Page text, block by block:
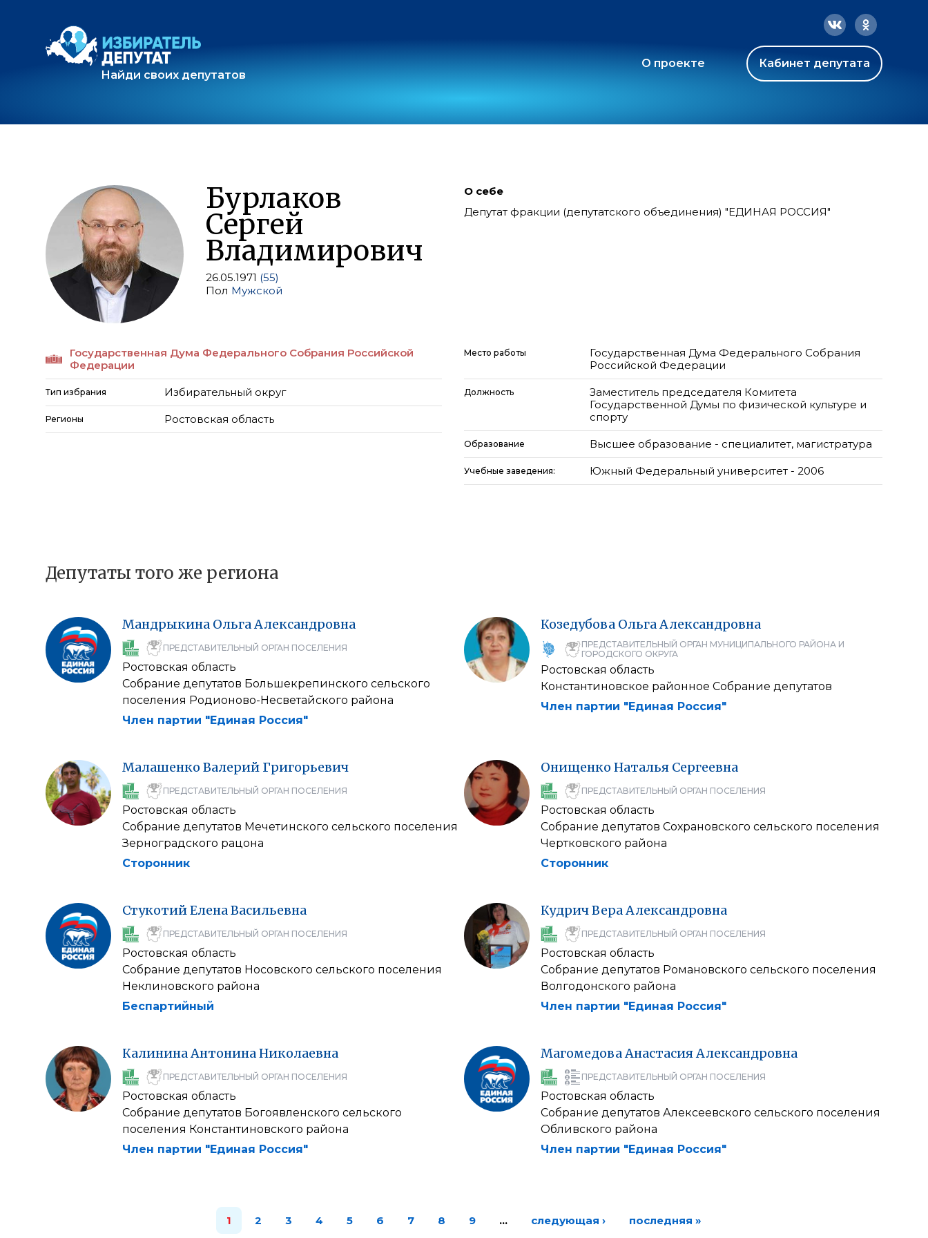
Найди своих депутатов
О проекте Кабинет депутата
Бурлаков
Сергей
Владимирович
26.05.1971 (55)
Пол Мужской
О себе
Депутат фракции (депутатского объединения) "ЕДИНАЯ РОССИЯ"
Государственная Дума Федерального Собрания Российской
Федерации
Тип избрания Избирательный округ
Регионы Ростовская область
Место работы
Государственная Дума Федерального Собрания
Российской Федерации
Должность
Заместитель председателя Комитета
Государственной Думы по физической культуре и
спорту
Образование Высшее образование - специалитет, магистратура
Учебные заведения: Южный Федеральный университет - 2006
Депутаты того же региона
Мандрыкина ОльгаАлександровна
ПРЕДСТАВИТЕЛЬНЫЙ ОРГАН ПОСЕЛЕНИЯ
Ростовская область
Собрание депутатов Большекрепинского сельского
поселения Родионово-Несветайского района
Член партии "Единая Россия"
Козедубова ОльгаАлександровна
ПРЕДСТАВИТЕЛЬНЫЙ ОРГАН МУНИЦИПАЛЬНОГО РАЙОНА И
ГОРОДСКОГО ОКРУГА
Ростовская область
Константиновское районное Собрание депутатов
Член партии "Единая Россия"
Малашенко Валерий Григорьевич
ПРЕДСТАВИТЕЛЬНЫЙ ОРГАН ПОСЕЛЕНИЯ
Ростовская область
Собрание депутатов Мечетинского сельского поселения
Зерноградского рацона
Сторонник
Онищенко Наталья Сергеевна
ПРЕДСТАВИТЕЛЬНЫЙ ОРГАН ПОСЕЛЕНИЯ
Ростовская область
Собрание депутатов Сохрановского сельского поселения
Чертковского района
Сторонник
СтукотийЕленаВасильевна
ПРЕДСТАВИТЕЛЬНЫЙ ОРГАН ПОСЕЛЕНИЯ
Ростовская область
Собрание депутатов Носовского сельского поселения
Неклиновского района
Беспартийный
КудричВераАлександровна
ПРЕДСТАВИТЕЛЬНЫЙ ОРГАН ПОСЕЛЕНИЯ
Ростовская область
Собрание депутатов Романовского сельского поселения
Волгодонского района
Член партии "Единая Россия"
КалининаАнтонинаНиколаевна
ПРЕДСТАВИТЕЛЬНЫЙ ОРГАН ПОСЕЛЕНИЯ
Ростовская область
Собрание депутатов Богоявленского сельского
поселения Константиновского района
Член партии "Единая Россия"
МагомедоваАнастасияАлександровна
ПРЕДСТАВИТЕЛЬНЫЙ ОРГАН ПОСЕЛЕНИЯ
Ростовская область
Собрание депутатов Алексеевского сельского поселения
Обливского района
Член партии "Единая Россия"
1 2 3 4 5 6 7 8 9 … следующая › последняя »